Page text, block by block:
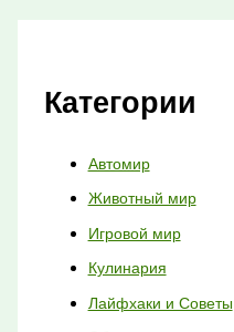
Категории
Автомир
Животный мир
Игровой мир
Кулинария
Лайфхаки и Советы